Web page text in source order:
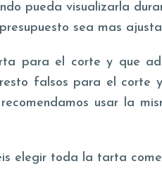
pueda visualizarla
sea mas
para el corte y que
falsos para el corte
usar la
elegir toda la tarta